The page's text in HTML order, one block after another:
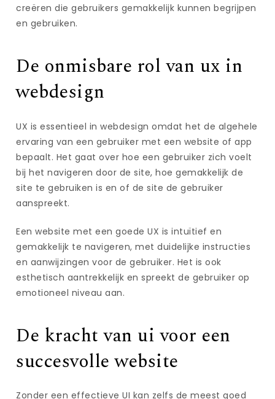
creëren die gebruikers gemakkelijk kunnen begrijpen
en gebruiken.
De onmisbare rol van ux in
webdesign
UX is essentieel in webdesign omdat het de algehele
ervaring van een gebruiker met een website of app
bepaalt. Het gaat over hoe een gebruiker zich voelt
bij het navigeren door de site, hoe gemakkelijk de
site te gebruiken is en of de site de gebruiker
aanspreekt.
Een website met een goede UX is intuïtief en
gemakkelijk te navigeren, met duidelijke instructies
en aanwijzingen voor de gebruiker. Het is ook
esthetisch aantrekkelijk en spreekt de gebruiker op
emotioneel niveau aan.
De kracht van ui voor een
succesvolle website
Zonder een effectieve UI kan zelfs de meest goed